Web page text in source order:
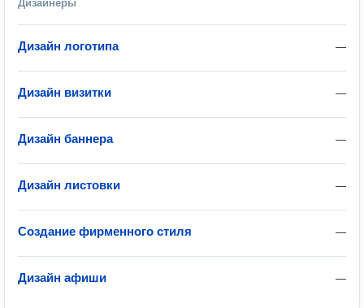
Дизайнеры
—
Дизайн логотипа
—
Дизайн визитки
—
Дизайн баннера
—
Дизайн листовки
—
Создание фирменного стиля
—
Дизайн афиши